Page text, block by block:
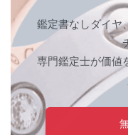
お役立ち情報
お問い合わせ
鑑定書なしダイヤ
専門鑑定士が価値